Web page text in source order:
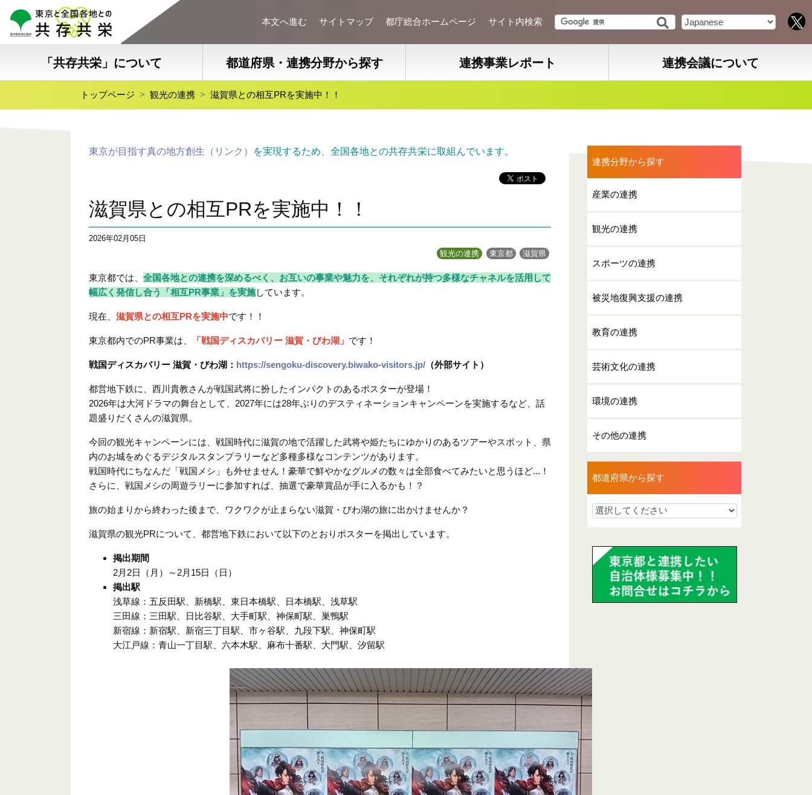
本文へ進む サイトマップ 都庁総合ホームページ サイト内検索
「共存共栄」について 都道府県・連携分野から探す 連携事業レポート 連携会議について
トップページ 観光の連携 滋賀県との相互PRを実施中！！
東京が目指す真の地方創生（リンク） を実現するため、全国各地との共存共栄に取組んでいます。
滋賀県との相互PRを実施中！！
2026年02月05日
観光の連携
東京都 滋賀県
東京都では、 全国各地との連携を深めるべく、お互いの事業や魅力を、それぞれが持つ多様なチャネルを活用して
幅広く発信し合う「相互PR事業」を実施しています。
現在、 滋賀県との相互PRを実施中です！！
東京都内でのPR事業は、 「戦国ディスカバリー 滋賀・びわ湖」 です！
戦国ディスカバリー 滋賀・びわ湖： https://sengoku-discovery.biwako-visitors.jp/ （外部サイト）
都営地下鉄に、西川貴教さんが戦国武将に扮したインパクトのあるポスターが登場！
2026年は大河ドラマの舞台として、2027年には28年ぶりのデスティネーションキャンペーンを実施するなど、話
題盛りだくさんの滋賀県。
今回の観光キャンペーンには、戦国時代に滋賀の地で活躍した武将や姫たちにゆかりのあるツアーやスポット、県
内のお城をめぐるデジタルスタンプラリーなど多種多様なコンテンツがあります。
戦国時代にちなんだ「戦国メシ」も外せません！豪華で鮮やかなグルメの数々は全部食べてみたいと思うほど...！
さらに、戦国メシの周遊ラリーに参加すれば、抽選で豪華賞品が手に入るかも！？
旅の始まりから終わった後まで、ワクワクが止まらない滋賀・びわ湖の旅に出かけませんか？
滋賀県の観光PRについて、都営地下鉄において以下のとおりポスターを掲出しています。
掲出期間
2月2日（月）～2月15日（日）
掲出駅
浅草線：五反田駅、新橋駅、東日本橋駅、日本橋駅、浅草駅
三田線：三田駅、日比谷駅、大手町駅、神保町駅、巣鴨駅
新宿線：新宿駅、新宿三丁目駅、市ヶ谷駅、九段下駅、神保町駅
大江戸線：青山一丁目駅、六本木駅、麻布十番駅、大門駅、汐留駅
連携分野から探す
産業の連携
観光の連携
スポーツの連携
被災地復興支援の連携
教育の連携
芸術文化の連携
環境の連携
その他の連携
都道府県から探す